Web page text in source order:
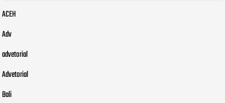
ACEH
Adv
advetorial
Advetorial
Bali